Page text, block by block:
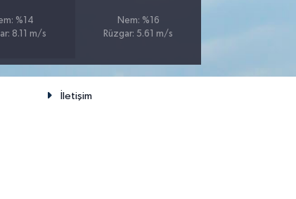
%14
8.11 m/s
Nem: %16
Rüzgar: 5.61 m/s
İletişim